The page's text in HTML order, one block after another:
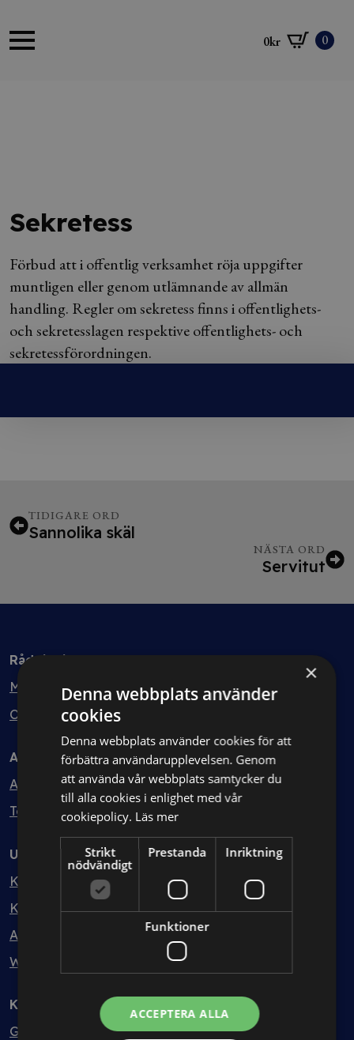
0kr 0
Sekretess
Förbud att i offentlig verksamhet röja uppgifter
muntligen eller genom utlämnande av allmän
handling. Regler om sekretess finns i offentlighets-
och sekretesslagen respektive offentlighets- och
sekretessförordningen.
TIDIGARE ORD
Sannolika skäl
NÄSTA ORD
Servitut
Rådgivning
Min bolagsjurist
Ombud
Avtal
Avtalshantering
Testa kostnadsfritt
Utbildning
Kurser
Kurspaket
Abonnemang
Webbinarium
Kunskapsbank
Guider
×
Denna webbplats använder
cookies
Denna webbplats använder cookies för att
förbättra användarupplevelsen. Genom
att använda vår webbplats samtycker du
till alla cookies i enlighet med vår
cookiepolicy. Läs mer
Strikt
nödvändigt
Prestanda Inriktning
Funktioner
ACCEPTERA ALLA